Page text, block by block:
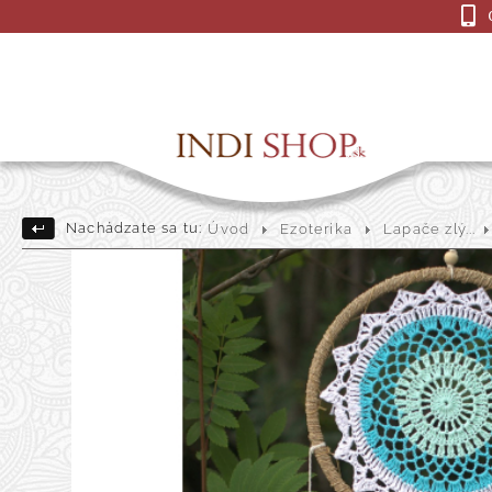
Drevené Sošky
Darčekové a dekoračné
Nachádzate sa tu: Úvod Ezoterika Lapače zlý...